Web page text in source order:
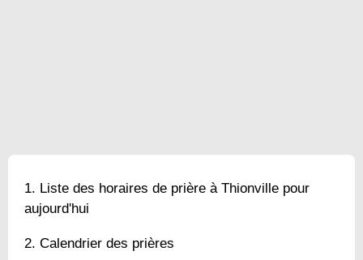
Liste des horaires de prière à Thionville pour
aujourd'hui
Calendrier des prières